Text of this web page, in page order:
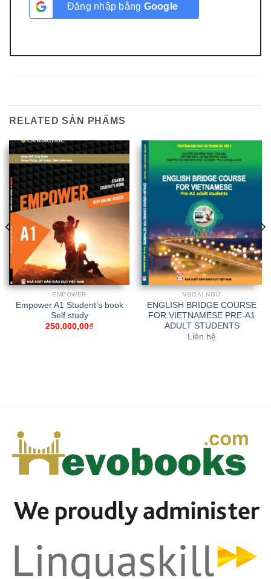
Đăng nhập bằng Google
RELATED SẢN PHẨMS
EMPOWER
Empower A1 Student’s book
Self study
250.000,00₫
NGOẠI NGỮ
ENGLISH BRIDGE COURSE
FOR VIETNAMESE PRE-A1
ADULT STUDENTS
Liên hệ